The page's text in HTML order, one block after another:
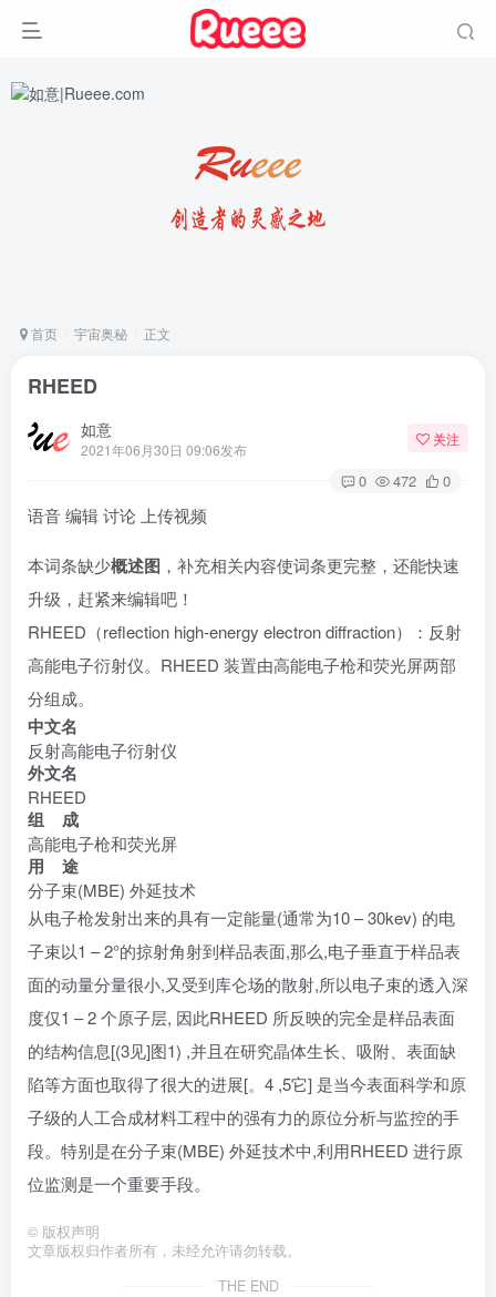
首页 宇宙奥秘 正文
RHEED
如意
2021年06月30日 09:06发布
关注
0 472 0
语音编辑讨论 上传视频
本词条缺少概述图 ，补充相关内容使词条更完整，还能快速
升级，赶紧来编辑吧！
RHEED（reflection high-energy electron diffraction）：反射
高能电子衍射仪。RHEED 装置由高能电子枪和荧光屏两部
分组成。
中文名
反射高能电子衍射仪
外文名
RHEED
组 成
高能电子枪和荧光屏
用 途
分子束(MBE) 外延技术
从电子枪发射出来的具有一定能量(通常为10 – 30kev) 的电
子束以1 – 2°的掠射角射到样品表面,那么,电子垂直于样品表
面的动量分量很小,又受到库仑场的散射,所以电子束的透入深
度仅1 – 2 个原子层, 因此RHEED 所反映的完全是样品表面
的结构信息[(3见]图1) ,并且在研究晶体生长、吸附、表面缺
陷等方面也取得了很大的进展[。4 ,5它] 是当今表面科学和原
子级的人工合成材料工程中的强有力的原位分析与监控的手
段。特别是在分子束(MBE) 外延技术中,利用RHEED 进行原
位监测是一个重要手段。
© 版权声明
文章版权归作者所有，未经允许请勿转载。
THE END